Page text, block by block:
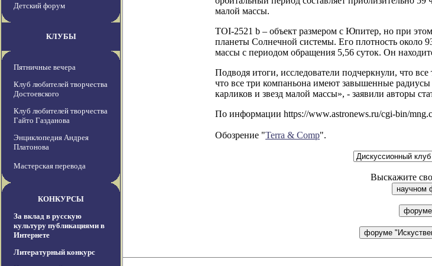
Детский форум
КЛУБЫ
Пятничные вечера
Клуб любителей творчества
Достоевского
Клуб любителей творчества
Гайто Газданова
Энциклопедия Андрея
Платонова
Мастерская перевода
КОНКУРСЫ
За вклад в русскую
культуру публикациями в
Интернете
Литературный конкурс
малой массы.
TOI-2521 b – объект размером с Юпитер, но при
планеты Солнечной системы. Его плотность около
массы с периодом обращения 5,56 суток. Он
Подводя итоги, исследователи подчеркнули, что
что все три компаньона имеют завышенные
карликов и звезд малой массы», - заявили авторы
По информации https://www.astronews.ru/cgi-bin/
Обозрение "Terra & Comp".
Выскажите